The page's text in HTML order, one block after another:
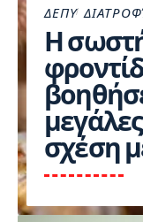
ΔΕΠΥ
Η
σχέση